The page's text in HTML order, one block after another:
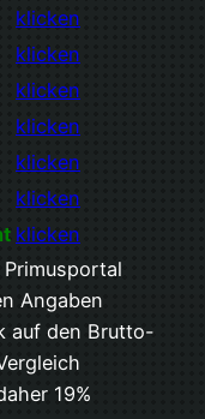
klicken
klicken
klicken
klicken
klicken
klicken
klicken
Angaben
auf den Brutto-
19%